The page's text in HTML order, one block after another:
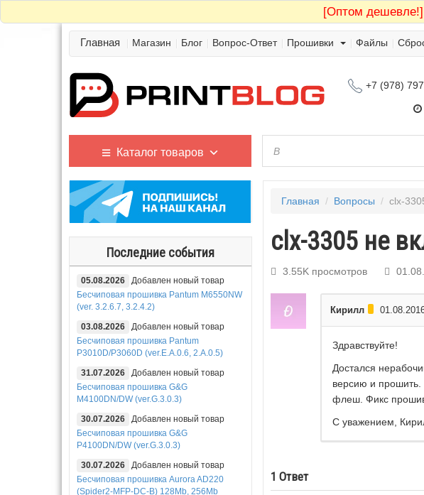
[Оптом дешевле!]
Главная Магазин Блог Вопрос-Ответ Прошивки Файлы
+7 (978)
Каталог товаров
Последние события
05.08.2026
Добавлен новый товар
Бесчиповая прошивка Pantum M6550NW
(ver. 3.2.6.7, 3.2.4.2)
03.08.2026
Добавлен новый товар
Бесчиповая прошивка Pantum
P3010D/P3060D (ver.E.A.0.6, 2.A.0.5)
31.07.2026
Добавлен новый товар
Бесчиповая прошивка G&G
M4100DN/DW (ver.G.3.0.3)
30.07.2026
Добавлен новый товар
Бесчиповая прошивка G&G
P4100DN/DW (ver.G.3.0.3)
30.07.2026
Добавлен новый товар
Бесчиповая прошивка Aurora AD220
(Spider2-MFP-DC-B) 128Mb, 256Mb
Главная / Вопросы / clx-
clx-3305 не
3.55K просмотров
Кирилл
Здравствуйте!
Достался
версию и прошить.
флеш. Фикс
С уважением,
1 Ответ